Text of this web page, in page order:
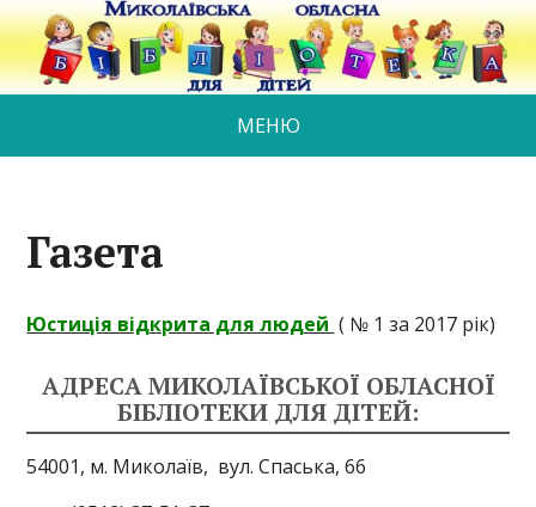
МЕНЮ
Газета
Юстиція відкрита для людей ( № 1 за 2017 рік)
АДРЕСА МИКОЛАЇВСЬКОЇ ОБЛАСНОЇ
БІБЛІОТЕКИ ДЛЯ ДІТЕЙ:
54001, м. Миколаїв, вул. Спаська, 66